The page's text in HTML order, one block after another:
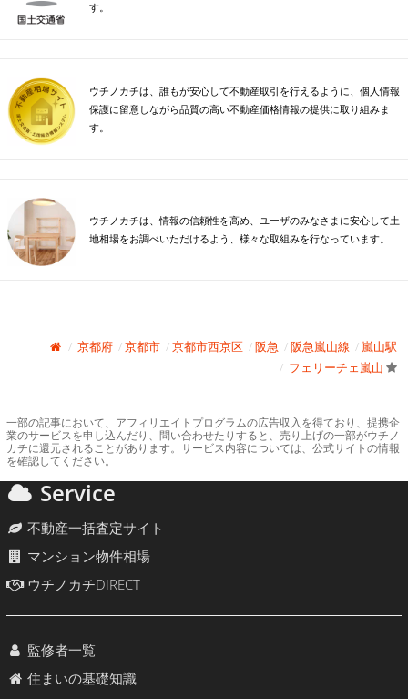
す。
ウチノカチは、誰もが安心して不動産取引を行えるように、個人情報
保護に留意しながら品質の高い不動産価格情報の提供に取り組みま
す。
ウチノカチは、情報の信頼性を高め、ユーザのみなさまに安心して土
地相場をお調べいただけるよう、様々な取組みを行なっています。
京都府 京都市 京都市西京区 阪急 阪急嵐山線
嵐山駅
フェリーチェ嵐山
一部の記事において、アフィリエイトプログラムの広告収入を得ており、提携企
業のサービスを申し込んだり、問い合わせたりすると、売り上げの一部がウチノ
カチに還元されることがあります。サービス内容については、公式サイトの情報
を確認してください。
Service
不動産一括査定サイト
マンション物件相場
ウチノカチDIRECT
監修者一覧
住まいの基礎知識